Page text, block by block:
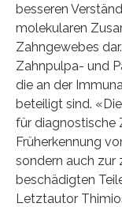
besseren
molekularen
Zahngewebes
Zahnpulpa- und
die an der
beteiligt sind.
für diagnostische
Früherkennung
sondern auch zur
beschädigten
Letztautor